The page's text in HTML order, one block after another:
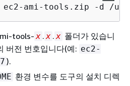
ec2-ami-tools.zip -d /
tools- x . x . x 폴더가 있습니
버전 번호입니다(예: ec2-
).
환경 변수를 도구의 설치 디렉